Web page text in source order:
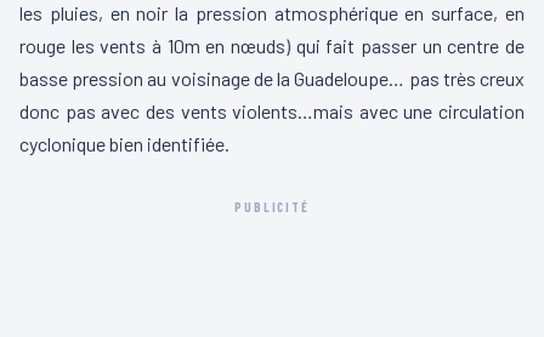
les pluies, en noir la pression atmosphérique en surface, en
rouge les vents à 10m en nœuds) qui fait passer un centre de
basse pression au voisinage de la Guadeloupe… pas très creux
donc pas avec des vents violents…mais avec une circulation
cyclonique bien identifiée.
PUBLICITÉ